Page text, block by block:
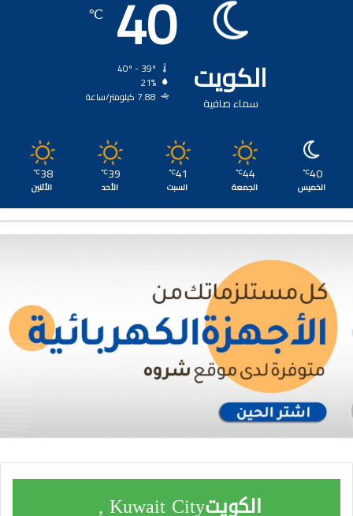
الكويت
سماء صافية
40
℃
21%
7.88 كيلومتر/ساعة
40
℃
الخميس
44
℃
الجمعة
41
℃
السبت
39
℃
الأحد
38
℃
الأثنين